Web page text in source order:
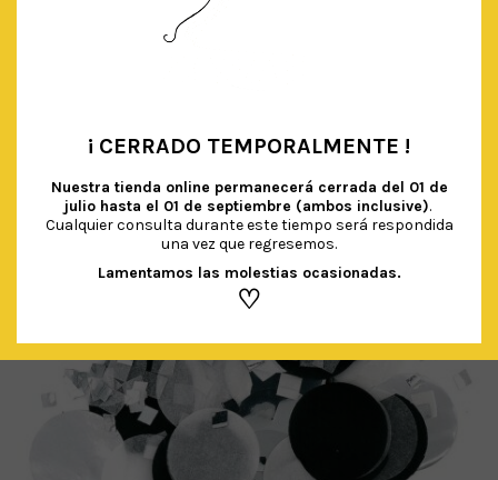
VASOS NEGROS TOPOS HOLOGRÁFICOS
¡ CERRADO TEMPORALMENTE !
Nuestra tienda online permanecerá cerrada del 01 de
julio hasta el 01 de septiembre (ambos inclusive).
Cualquier consulta durante este tiempo será respondida
una vez que regresemos.
Lamentamos las molestias ocasionadas.
♡